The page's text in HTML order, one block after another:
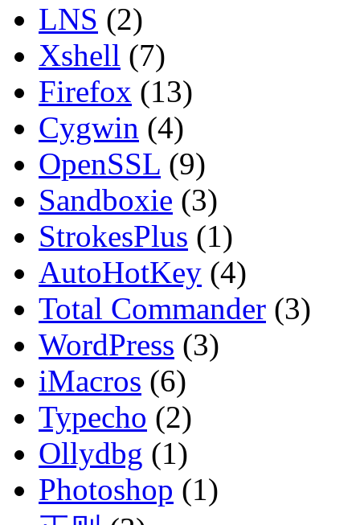
LNS (2)
Xshell (7)
Firefox (13)
Cygwin (4)
OpenSSL (9)
Sandboxie (3)
StrokesPlus (1)
AutoHotKey (4)
Total Commander (3)
WordPress (3)
iMacros (6)
Typecho (2)
Ollydbg (1)
Photoshop (1)